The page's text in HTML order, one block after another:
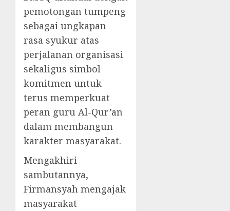
pemotongan tumpeng
sebagai ungkapan
rasa syukur atas
perjalanan organisasi
sekaligus simbol
komitmen untuk
terus memperkuat
peran guru Al-Qur’an
dalam membangun
karakter masyarakat.
Mengakhiri
sambutannya,
Firmansyah mengajak
masyarakat